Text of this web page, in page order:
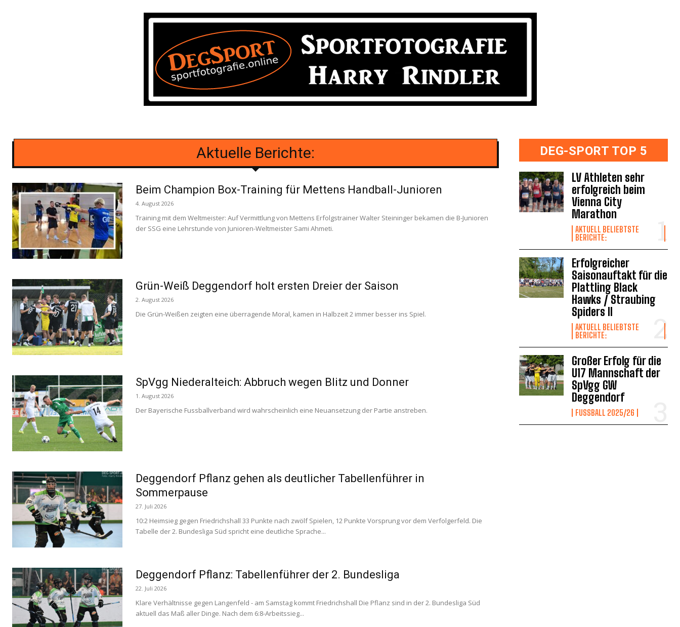
Aktuelle Berichte:
Beim Champion Box-Training für Mettens Handball-Junioren
4. August 2026
Training mit dem Weltmeister: Auf Vermittlung von Mettens Erfolgstrainer Walter Steininger bekamen die B-Junioren
der SSG eine Lehrstunde von Junioren-Weltmeister Sami Ahmeti.
Grün-Weiß Deggendorf holt ersten Dreier der Saison
2. August 2026
Die Grün-Weißen zeigten eine überragende Moral, kamen in Halbzeit 2 immer besser ins Spiel.
SpVgg Niederalteich: Abbruch wegen Blitz und Donner
1. August 2026
Der Bayerische Fussballverband wird wahrscheinlich eine Neuansetzung der Partie anstreben.
Deggendorf Pflanz gehen als deutlicher Tabellenführer in
Sommerpause
27. Juli 2026
10:2 Heimsieg gegen Friedrichshall 33 Punkte nach zwölf Spielen, 12 Punkte Vorsprung vor dem Verfolgerfeld. Die
Tabelle der 2. Bundesliga Süd spricht eine deutliche Sprache...
Deggendorf Pflanz: Tabellenführer der 2. Bundesliga
22. Juli 2026
Klare Verhältnisse gegen Langenfeld - am Samstag kommt Friedrichshall Die Pflanz sind in der 2. Bundesliga Süd
aktuell das Maß aller Dinge. Nach dem 6:8-Arbeitssieg...
DEG-SPORT TOP 5
LV Athleten sehr
erfolgreich beim
Vienna City
Marathon
AKTUELL BELIEBTSTE
BERICHTE:
Erfolgreicher
Saisonauftakt für die
Plattling Black
Hawks / Straubing
Spiders II
AKTUELL BELIEBTSTE
BERICHTE:
Großer Erfolg für die
U17 Mannschaft der
SpVgg GW
Deggendorf
FUSSBALL 2025/26